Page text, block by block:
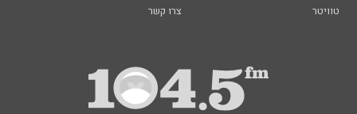
טוויטר
צרו קשר